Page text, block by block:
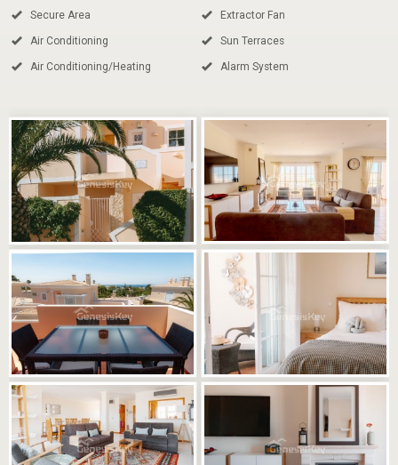
Secure Area Extractor Fan
Air Conditioning Sun Terraces
Air Conditioning/Heating Alarm System